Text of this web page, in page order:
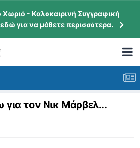
Χωριό - Καλοκαιρινή Συγγραφική
για να μάθετε περισσότερα.
τον Νικ Μάρβελ...